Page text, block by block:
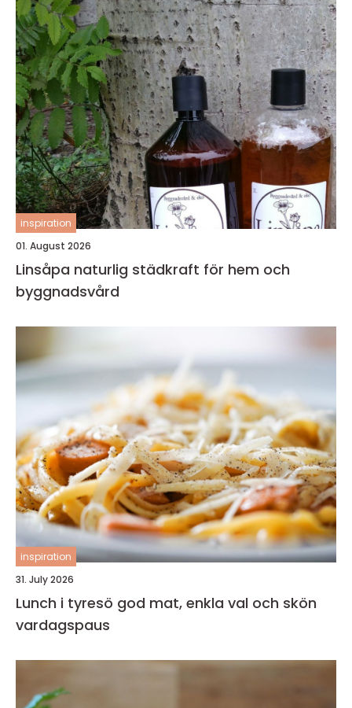
inspiration
01. August 2026
Linsåpa naturlig städkraft för hem och
byggnadsvård
inspiration
31. July 2026
Lunch i tyresö god mat, enkla val och skön
vardagspaus